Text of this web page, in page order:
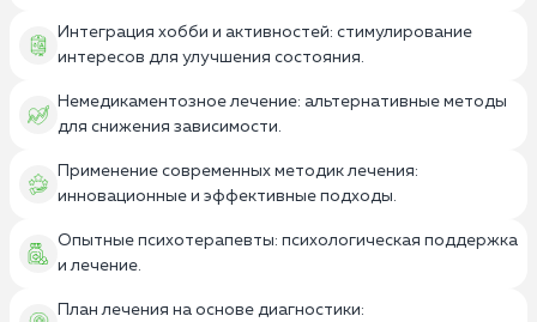
Интеграция хобби и активностей: стимулирование
интересов для улучшения состояния.
Немедикаментозное лечение: альтернативные методы
для снижения зависимости.
Применение современных методик лечения:
инновационные и эффективные подходы.
Опытные психотерапевты: психологическая поддержка
и лечение.
План лечения на основе диагностики: